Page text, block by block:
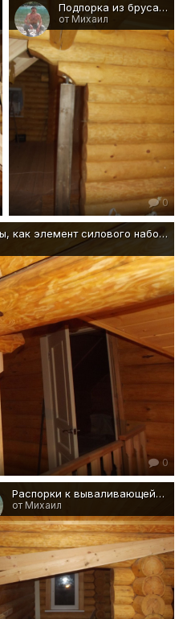
Подпорка из бруса для поддержания капитальной стены
от Михаил
0
Подпорка из балясины, как элемент силового набора здания :)
0
Распорки к вываливающейся стене
от Михаил